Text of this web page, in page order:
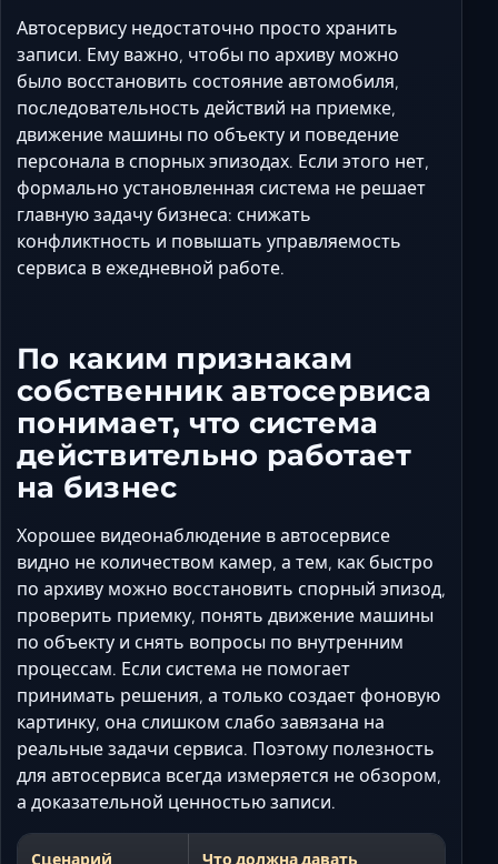
Автосервису недостаточно просто хранить
записи. Ему важно, чтобы по архиву можно
было восстановить состояние автомобиля,
последовательность действий на приемке,
движение машины по объекту и поведение
персонала в спорных эпизодах. Если этого нет,
формально установленная система не решает
главную задачу бизнеса: снижать
конфликтность и повышать управляемость
сервиса в ежедневной работе.
По каким признакам
собственник автосервиса
понимает, что система
действительно работает
на бизнес
Хорошее видеонаблюдение в автосервисе
видно не количеством камер, а тем, как быстро
по архиву можно восстановить спорный эпизод,
проверить приемку, понять движение машины
по объекту и снять вопросы по внутренним
процессам. Если система не помогает
принимать решения, а только создает фоновую
картинку, она слишком слабо завязана на
реальные задачи сервиса. Поэтому полезность
для автосервиса всегда измеряется не обзором,
а доказательной ценностью записи.
Сценарий
Что должна давать